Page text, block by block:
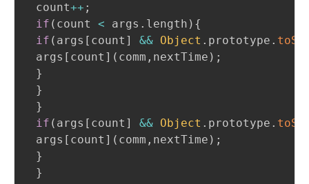
count++ ;
if ( count < args . length ) {
if ( args [ count ] && Object . prototype .
args [ count ] ( comm , nextTime ) ;
}
}
}
if ( args [ count ] && Object . prototype .
args [ count ] ( comm , nextTime ) ;
}
}